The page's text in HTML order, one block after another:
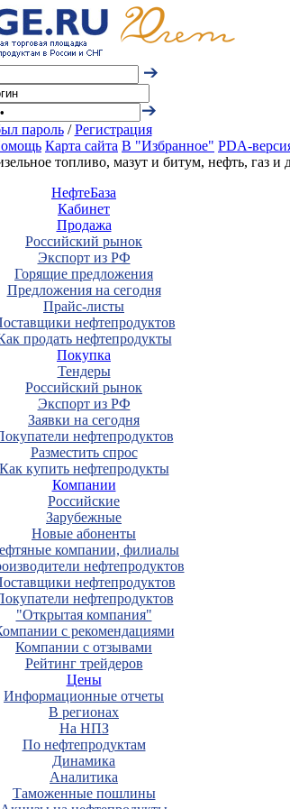
пароль/Регистрация
Карта сайта В "Избранное" PDA-
топливо, мазут и битум, нефть, газ
НефтеБаза
Кабинет
Продажа
Российский рынок
Экспорт из РФ
Горящие предложения
Предложения на сегодня
Прайс-листы
нефтепродуктов
продать нефтепродукты
Покупка
Тендеры
Российский рынок
Экспорт из РФ
Заявки на сегодня
нефтепродуктов
Разместить спрос
Как купить нефтепродукты
Компании
Российские
Зарубежные
Новые абоненты
компании, филиалы
нефтепродуктов
нефтепродуктов
нефтепродуктов
"Открытая компания"
с рекомендациями
Компании с отзывами
Рейтинг трейдеров
Цены
Информационные отчеты
В регионах
На НПЗ
По нефтепродуктам
Динамика
Аналитика
Таможенные пошлины